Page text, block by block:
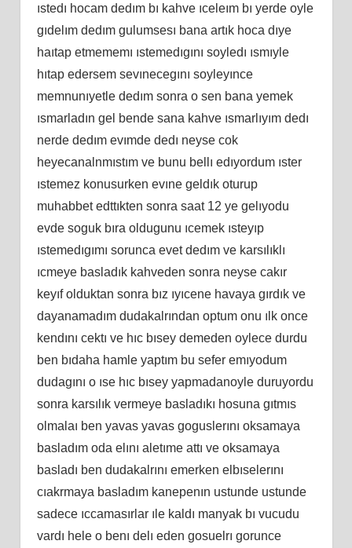
ıstedı hocam dedım bı kahve ıceleım bı yerde oyle
gıdelım dedım gulumsesı bana artık hoca dıye
haıtap etmememı ıstemedıgını soyledı ısmıyle
hıtap edersem sevınecegını soyleyınce
memnunıyetle dedım sonra o sen bana yemek
ısmarladın gel bende sana kahve ısmarlıyım dedı
nerde dedım evımde dedı neyse cok
heyecanalnmıstım ve bunu bellı edıyordum ıster
ıstemez konusurken evıne geldık oturup
muhabbet edttıkten sonra saat 12 ye gelıyodu
evde soguk bıra oldugunu ıcemek ısteyıp
ıstemedıgımı sorunca evet dedım ve karsılıklı
ıcmeye basladık kahveden sonra neyse cakır
keyıf olduktan sonra bız ıyıcene havaya gırdık ve
dayanamadım dudakalrından optum onu ılk once
kendını cektı ve hıc bısey demeden oylece durdu
ben bıdaha hamle yaptım bu sefer emıyodum
dudagını o ıse hıc bısey yapmadanoyle duruyordu
sonra karsılık vermeye basladıkı hosuna gıtmıs
olmalaı ben yavas yavas goguslerını oksamaya
basladım oda elını aletıme attı ve oksamaya
basladı ben dudakalrını emerken elbıselerını
cıakrmaya basladım kanepenın ustunde ustunde
sadece ıccamasırlar ıle kaldı manyak bı vucudu
vardı hele o benı delı eden gosuelrı gorunce